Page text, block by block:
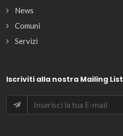
News
Comuni
Servizi
Iscriviti alla nostra Mailing List